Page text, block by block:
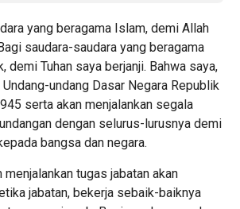
yang beragama Islam, demi Allah
saudara-saudara yang beragama
demi Tuhan saya berjanji. Bahwa saya,
undang Dasar Negara Republik
serta akan menjalankan segala
dengan selurus-lurusnya demi
bangsa dan negara.
menjalankan tugas jabatan akan
jabatan, bekerja sebaik-baiknya